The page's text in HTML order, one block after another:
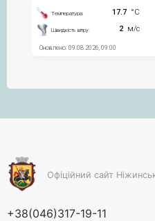
Офіційний сайт
+38(046)317-19-11